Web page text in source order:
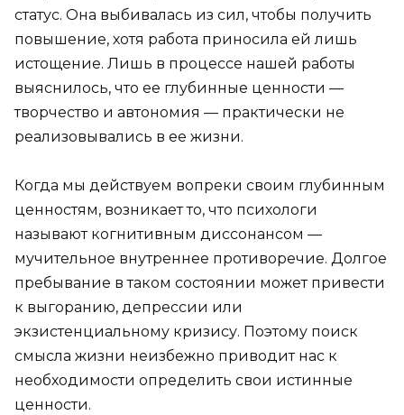
статус. Она выбивалась из сил, чтобы получить
повышение, хотя работа приносила ей лишь
истощение. Лишь в процессе нашей работы
выяснилось, что ее глубинные ценности —
творчество и автономия — практически не
реализовывались в ее жизни.
Когда мы действуем вопреки своим глубинным
ценностям, возникает то, что психологи
называют когнитивным диссонансом —
мучительное внутреннее противоречие. Долгое
пребывание в таком состоянии может привести
к выгоранию, депрессии или
экзистенциальному кризису. Поэтому поиск
смысла жизни неизбежно приводит нас к
необходимости определить свои истинные
ценности.